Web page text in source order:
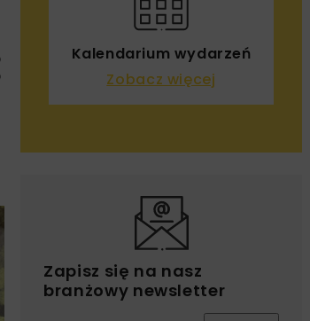
Kalendarium wydarzeń
Zobacz więcej
Zapisz się na nasz
branżowy newsletter